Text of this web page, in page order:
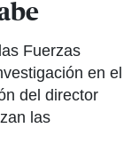
Fuerzas
en el
del director
las